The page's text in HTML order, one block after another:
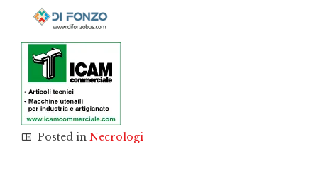
Posted in Necrologi